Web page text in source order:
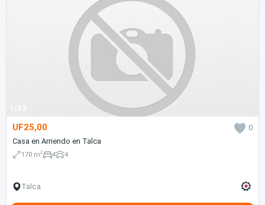
1/33
UF25,00
0
Casa en Arriendo en Talca
170 m2 4 4
Talca